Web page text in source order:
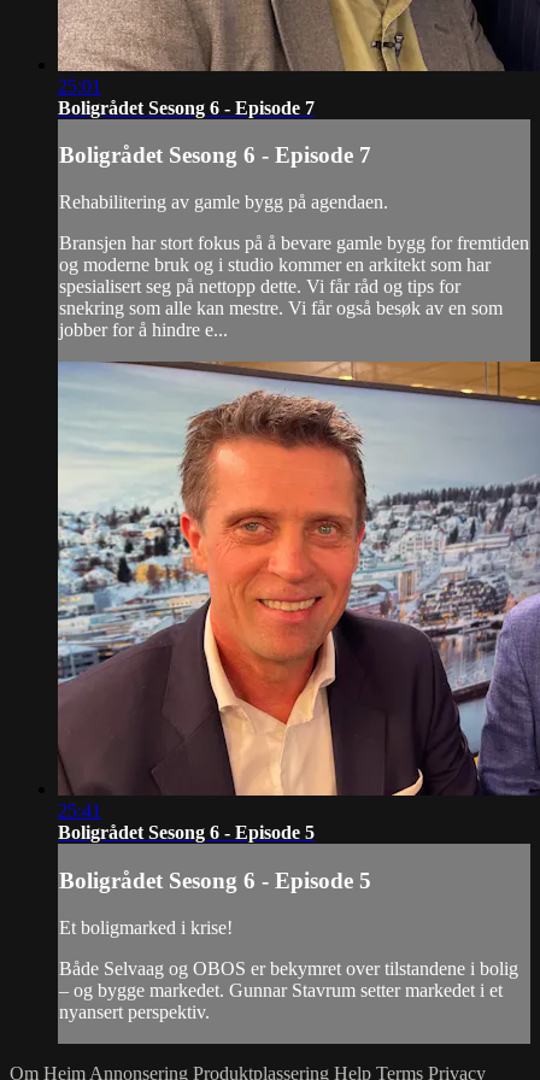
25:01
Boligrådet Sesong 6 - Episode 7
Boligrådet Sesong 6 - Episode 7
Rehabilitering av gamle bygg på agendaen.
Bransjen har stort fokus på å bevare gamle bygg for fremtiden
og moderne bruk og i studio kommer en arkitekt som har
spesialisert seg på nettopp dette. Vi får råd og tips for
snekring som alle kan mestre. Vi får også besøk av en som
jobber for å hindre e...
25:41
Boligrådet Sesong 6 - Episode 5
Boligrådet Sesong 6 - Episode 5
Et boligmarked i krise!
Både Selvaag og OBOS er bekymret over tilstandene i bolig
– og bygge markedet. Gunnar Stavrum setter markedet i et
nyansert perspektiv.
Om Heim Annonsering Produktplassering Help Terms Privacy